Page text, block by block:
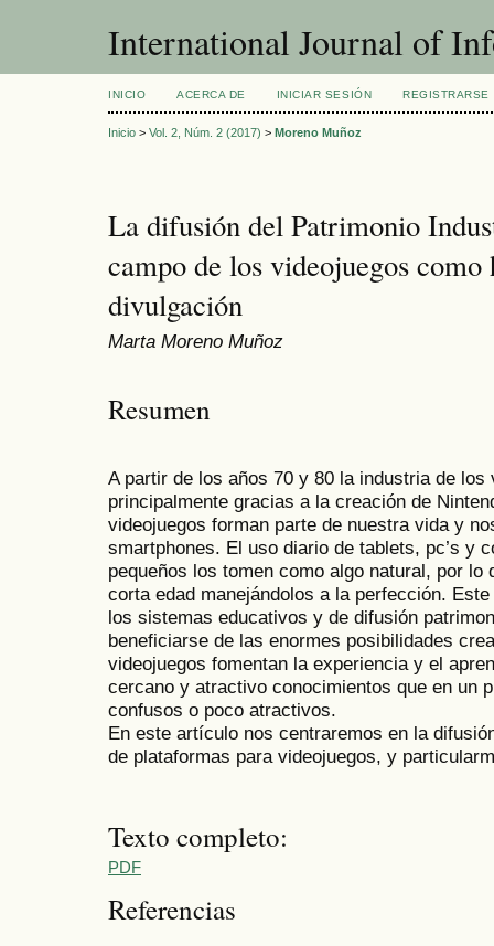
International Journal of
INICIO ACERCA DE INICIAR SESIÓN REGISTRARSE
Inicio > Vol. 2, Núm. 2 (2017) > Moreno Muñoz
La difusión del Patrimonio
campo de los videojuegos
divulgación
Marta Moreno Muñoz
Resumen
A partir de los años 70 y 80 la industria de
principalmente gracias a la creación de
videojuegos forman parte de nuestra vida y
smartphones. El uso diario de tablets, pc’s y
pequeños los tomen como algo natural, por
corta edad manejándolos a la perfección.
los sistemas educativos y de difusión
beneficiarse de las enormes posibilidades
videojuegos fomentan la experiencia y el
cercano y atractivo conocimientos que en un
confusos o poco atractivos.
En este artículo nos centraremos en la
de plataformas para videojuegos, y
Texto completo:
PDF
Referencias